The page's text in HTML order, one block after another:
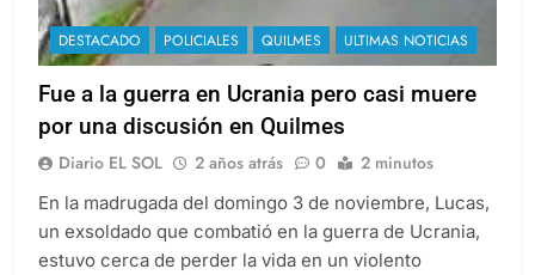
DESTACADO POLICIALES QUILMES ULTIMAS NOTICIAS
Fue a la guerra en Ucrania pero casi muere
por una discusión en Quilmes
Diario EL SOL 2 años atrás 0 2 minutos
En la madrugada del domingo 3 de noviembre, Lucas,
un exsoldado que combatió en la guerra de Ucrania,
estuvo cerca de perder la vida en un violento